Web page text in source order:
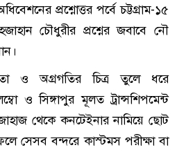
প্রশ্নোত্তর পর্বে চট্টগ্রাম-১৫
চৌধুরীর প্রশ্নের জবাবে নৌ
ও অগ্রগতির চিত্র তুলে ধরে
ও সিঙ্গাপুর মূলত ট্রান্সশিপমেন্ট
থেকে কনটেইনার নামিয়ে ছোট
সেসব বন্দরে কাস্টমস পরীক্ষা বা